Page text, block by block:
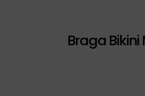
Braga Bikini